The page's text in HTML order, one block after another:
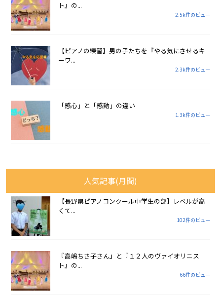
ト』の...
2.5k件のビュー
【ピアノの練習】男の子たちを『やる気にさせるキ
ーワ...
2.3k件のビュー
「感心」と「感動」の違い
1.3k件のビュー
人気記事(月間)
【長野県ピアノコンクール中学生の部】レベルが高
くて...
102件のビュー
『高嶋ちさ子さん』と『１２人のヴァイオリニス
ト』の...
66件のビュー